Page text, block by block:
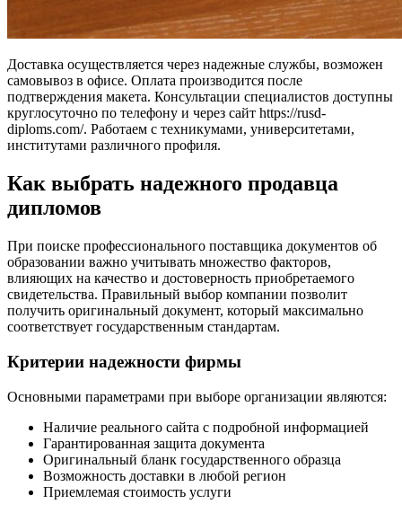
Доставка осуществляется через надежные службы, возможен
самовывоз в офисе. Оплата производится после
подтверждения макета. Консультации специалистов доступны
круглосуточно по телефону и через сайт https://rusd-
diploms.com/. Работаем с техникумами, университетами,
институтами различного профиля.
Как выбрать надежного продавца
дипломов
При поиске профессионального поставщика документов об
образовании важно учитывать множество факторов,
влияющих на качество и достоверность приобретаемого
свидетельства. Правильный выбор компании позволит
получить оригинальный документ, который максимально
соответствует государственным стандартам.
Критерии надежности фирмы
Основными параметрами при выборе организации являются:
Наличие реального сайта с подробной информацией
Гарантированная защита документа
Оригинальный бланк государственного образца
Возможность доставки в любой регион
Приемлемая стоимость услуги